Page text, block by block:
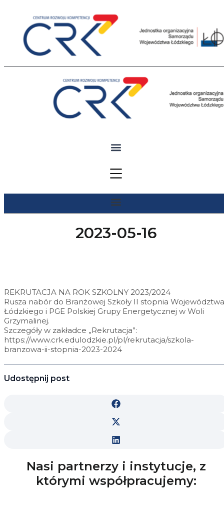
2023-05-16
REKRUTACJA NA ROK SZKOLNY 2023/2024
Rusza nabór do Branżowej Szkoły II stopnia Województwa
Łódzkiego i PGE Polskiej Grupy Energetycznej w Woli
Grzymalinej.
Szczegóły w zakładce „Rekrutacja”:
https://www.crk.edulodzkie.pl/pl/rekrutacja/szkola-
branzowa-ii-stopnia-2023-2024
Udostępnij post
Nasi partnerzy i instytucje, z
którymi współpracujemy: